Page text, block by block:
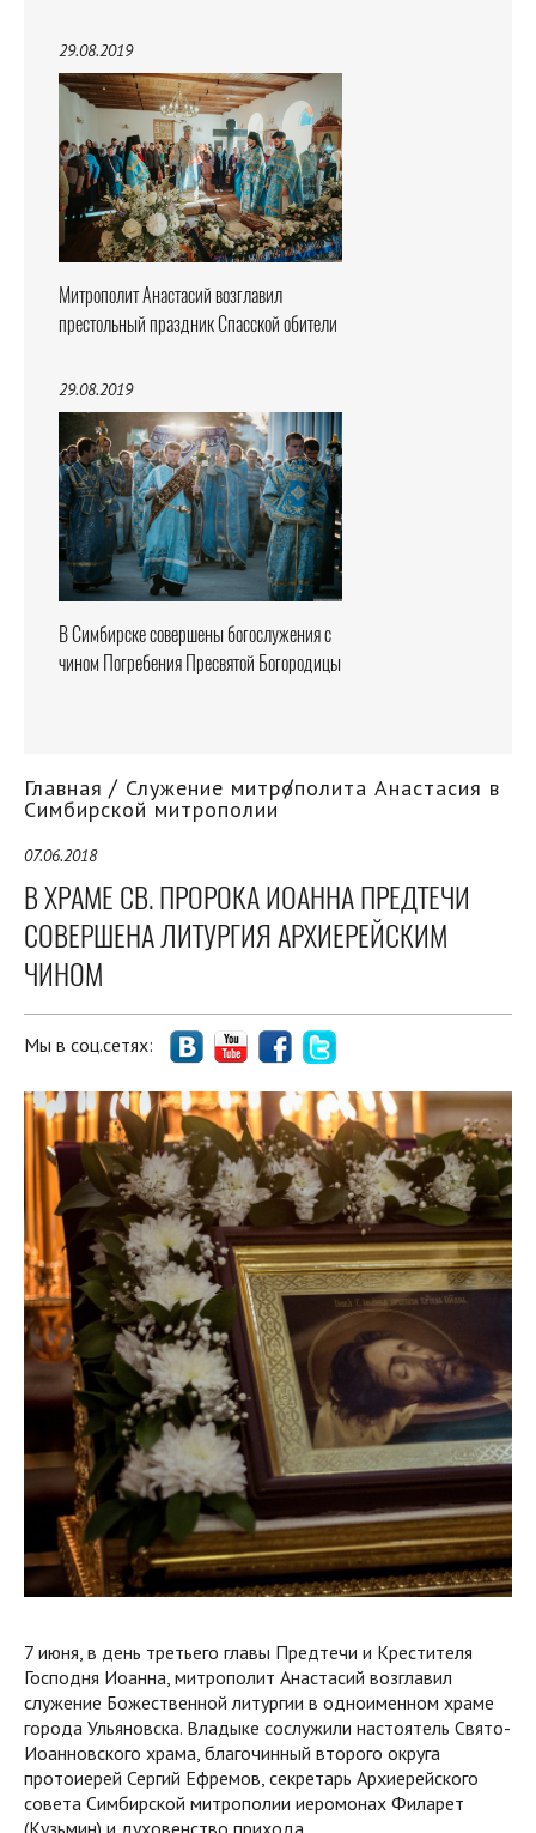
29.08.2019
Митрополит Анастасий возглавил
престольный праздник Спасской обители
29.08.2019
В Симбирске совершены богослужения с
чином Погребения Пресвятой Богородицы
Главная Служение митрополита Анастасия в
Симбирской митрополии
07.06.2018
В ХРАМЕ СВ. ПРОРОКА ИОАННА ПРЕДТЕЧИ
СОВЕРШЕНА ЛИТУРГИЯ АРХИЕРЕЙСКИМ
ЧИНОМ
Мы в соц.сетях:
7 июня, в день третьего главы Предтечи и Крестителя
Господня Иоанна, митрополит Анастасий возглавил
служение Божественной литургии в одноименном храме
города Ульяновска. Владыке сослужили настоятель Свято-
Иоанновского храма, благочинный второго округа
протоиерей Сергий Ефремов, секретарь Архиерейского
совета Симбирской митрополии иеромонах Филарет
(Кузьмин) и духовенство прихода.